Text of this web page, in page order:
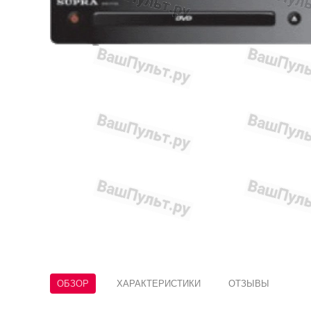
ОБЗОР ХАРАКТЕРИСТИКИ ОТЗЫВЫ